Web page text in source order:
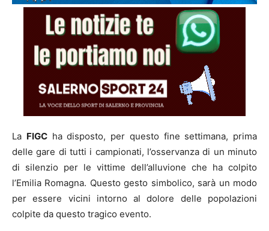
La FIGCha disposto, per questo fine settimana, prima
delle gare di tutti i campionati, l’osservanza di un minuto
di silenzio per le vittime dell’alluvione che ha colpito
l’Emilia Romagna. Questo gesto simbolico, sarà un modo
per essere vicini intorno al dolore delle popolazioni
colpite da questo tragico evento.